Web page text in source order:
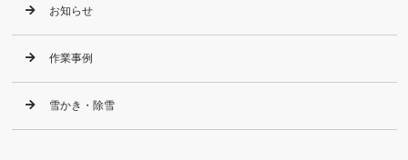
お知らせ
作業事例
雪かき・除雪